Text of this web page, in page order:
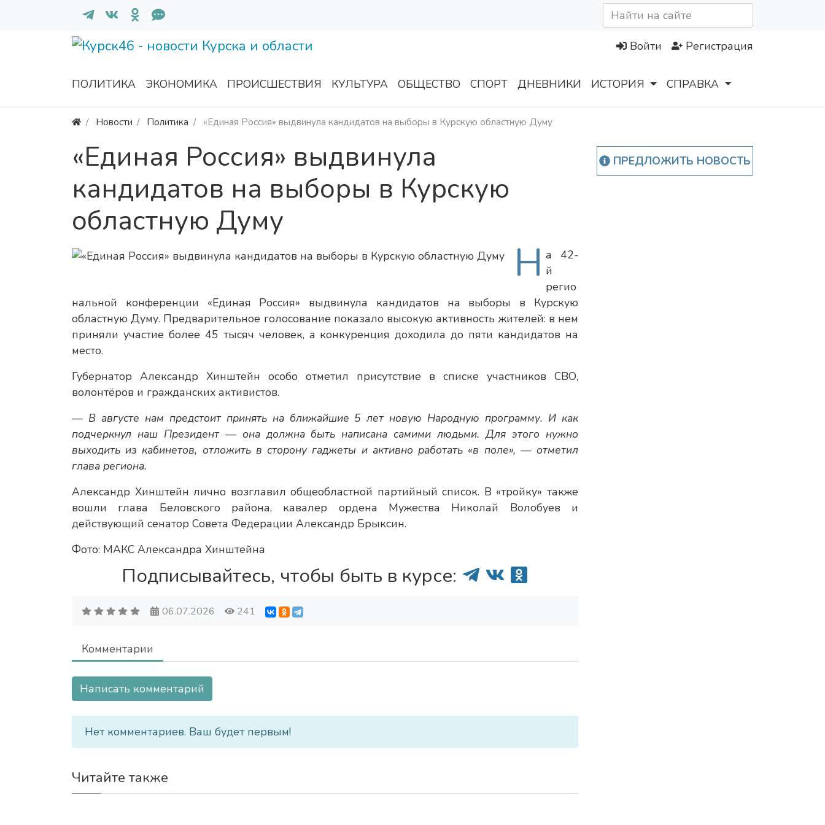
Войти Регистрация
ПОЛИТИКА ЭКОНОМИКА ПРОИСШЕСТВИЯ КУЛЬТУРА ОБЩЕСТВО СПОРТ ДНЕВНИКИ ИСТОРИЯ СПРАВКА
Новости Политика «Единая Россия» выдвинула кандидатов на выборы в Курскую областную Думу
«Единая Россия» выдвинула
кандидатов на выборы в Курскую
областную Думу
Н а 42-
й
регио
нальной конференции «Единая Россия» выдвинула кандидатов на выборы в Курскую
областную Думу. Предварительное голосование показало высокую активность жителей: в нем
приняли участие более 45 тысяч человек, а конкуренция доходила до пяти кандидатов на
место.
Губернатор Александр Хинштейн особо отметил присутствие в списке участников СВО,
волонтёров и гражданских активистов.
— В августе нам предстоит принять на ближайшие 5 лет новую Народную программу. И как
подчеркнул наш Президент — она должна быть написана самими людьми. Для этого нужно
выходить из кабинетов, отложить в сторону гаджеты и активно работать «в поле», — отметил
глава региона.
Александр Хинштейн лично возглавил общеобластной партийный список. В «тройку» также
вошли глава Беловского района, кавалер ордена Мужества Николай Волобуев и
действующий сенатор Совета Федерации Александр Брыксин.
Фото: МАКС Александра Хинштейна
Подписывайтесь, чтобы быть в курсе:
06.07.2026 241
Комментарии
Написать комментарий
Нет комментариев. Ваш будет первым!
Читайте также
ПРЕДЛОЖИТЬ НОВОСТЬ